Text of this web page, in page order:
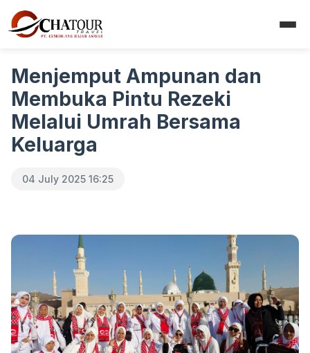
Menjemput Ampunan dan
Membuka Pintu Rezeki
Melalui Umrah Bersama
Keluarga
04 July 2025 16:25